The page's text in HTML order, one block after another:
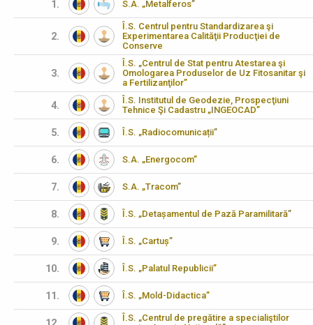
1. S.A. „Metalferos”
2.
Î.S. Centrul pentru Standardizarea şi
Experimentarea Calităţii Producţiei de
Conserve
3.
Î.S. „Centrul de Stat pentru Atestarea şi
Omologarea Produselor de Uz Fitosanitar şi
a Fertilizanţilor”
4.
Î.S. Institutul de Geodezie, Prospecţiuni
Tehnice Şi Cadastru „INGEOCAD”
5. Î.S. „Radiocomunicații”
6. S.A. „Energocom”
7. S.A. „Tracom”
8. Î.S. „Detașamentul de Pază Paramilitară”
9. Î.S. „Cartuș”
10. Î.S. „Palatul Republicii”
11. Î.S. „Mold-Didactica”
Î.S. „Centrul de pregătire a specialiştilor